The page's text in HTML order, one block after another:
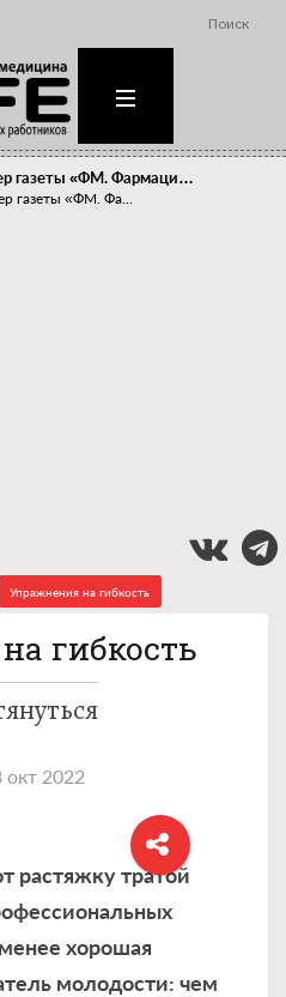
Поиск
газеты «ФМ. Фармаци…
газеты «ФМ. Фа...
Упражнения на гибкость
гибкость
окт 2022
растяжку тратой
хорошая
молодости: чем